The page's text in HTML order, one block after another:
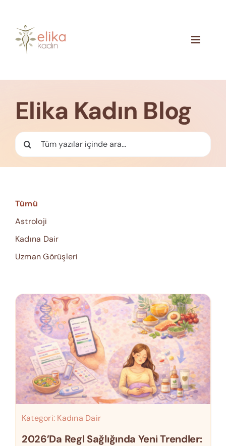
content
Toggle
İletişim
Elika Kadın Blog
Ara:
Tümü
Astroloji
Kadına Dair
Uzman Görüşleri
Kategori: Kadına Dair
2026’da Regl Sağlığında Yeni Trendler: